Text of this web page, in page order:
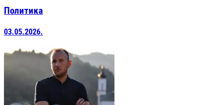
Политика
03.05.2026.